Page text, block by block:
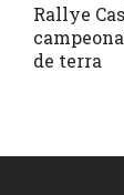
Rallye
de terra